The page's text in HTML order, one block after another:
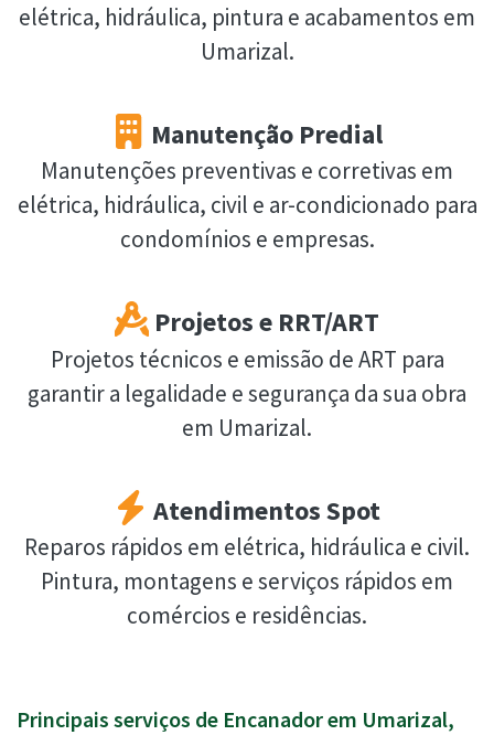
elétrica, hidráulica, pintura e acabamentos em
Umarizal.
Manutenção Predial
Manutenções preventivas e corretivas em
elétrica, hidráulica, civil e ar-condicionado para
condomínios e empresas.
Projetos e RRT/ART
Projetos técnicos e emissão de ART para
garantir a legalidade e segurança da sua obra
em Umarizal.
Atendimentos Spot
Reparos rápidos em elétrica, hidráulica e civil.
Pintura, montagens e serviços rápidos em
comércios e residências.
Principais serviços de Encanador em Umarizal,